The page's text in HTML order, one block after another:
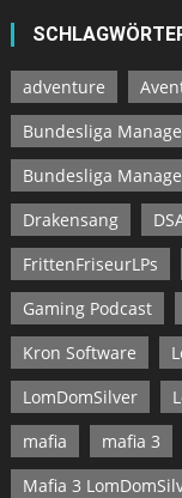
adventure
Bundesliga
Bundesliga
Drakensang
FrittenFriseurLPs
Gaming Podcast
Kron Software
LomDomSilver
mafia
mafia 3
Mafia 3